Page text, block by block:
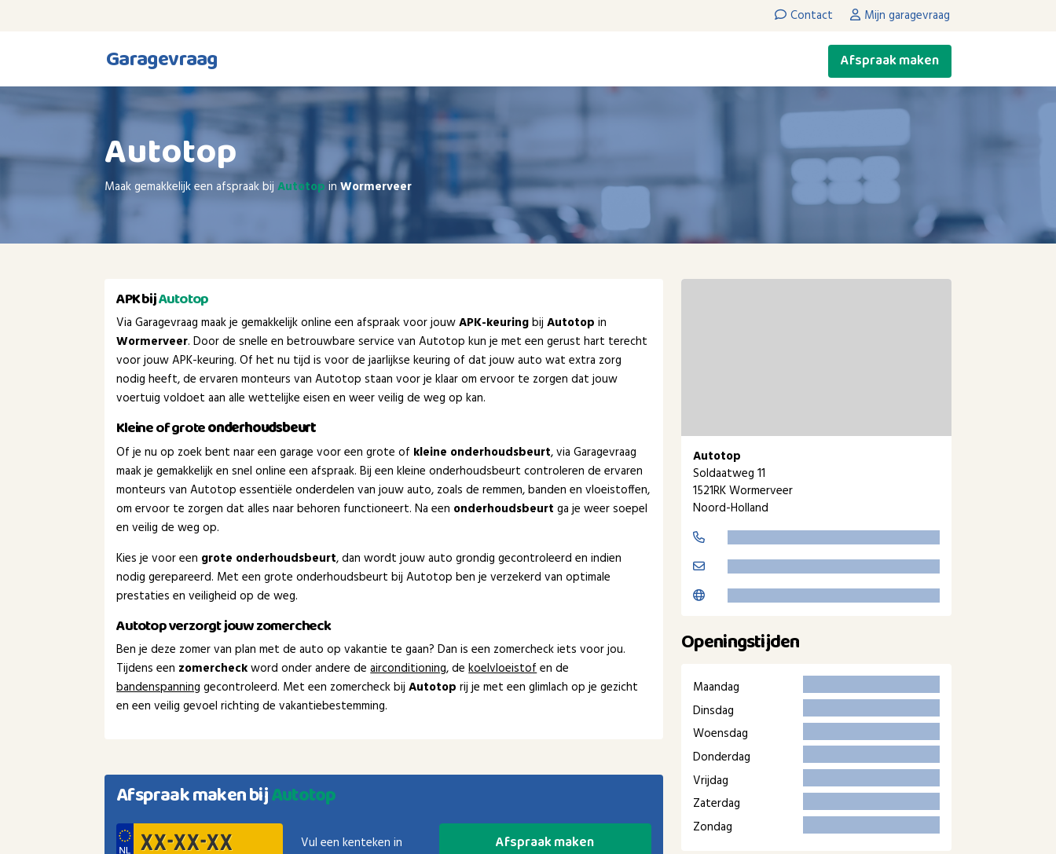
Contact Mijn garagevraag
Garagevraag Afspraak maken
Autotop
Maak gemakkelijk een afspraak bijAutotopinWormerveer
APK bijAutotop
Via Garagevraag maak je gemakkelijk online een afspraak voor jouwAPK-keuringbijAutotopin
Wormerveer. Door de snelle en betrouwbare service van Autotop kun je met een gerust hart terecht
voor jouw APK-keuring. Of het nu tijd is voor de jaarlijkse keuring of dat jouw auto wat extra zorg
nodig heeft, de ervaren monteurs van Autotop staan voor je klaar om ervoor te zorgen dat jouw
voertuig voldoet aan alle wettelijke eisen en weer veilig de weg op kan.
Kleine of groteonderhoudsbeurt
Of je nu op zoek bent naar een garage voor een grote of kleine onderhoudsbeurt, via Garagevraag
maak je gemakkelijk en snel online een afspraak. Bij een kleine onderhoudsbeurt controleren de ervaren
monteurs van Autotop essentiële onderdelen van jouw auto, zoals de remmen, banden en vloeistoffen,
om ervoor te zorgen dat alles naar behoren functioneert. Na een onderhoudsbeurt ga je weer soepel
en veilig de weg op.
Kies je voor een grote onderhoudsbeurt, dan wordt jouw auto grondig gecontroleerd en indien
nodig gerepareerd. Met een grote onderhoudsbeurt bij Autotop ben je verzekerd van optimale
prestaties en veiligheid op de weg.
Autotop verzorgt jouw zomercheck
Ben je deze zomer van plan met de auto op vakantie te gaan? Dan is een zomercheck iets voor jou.
Tijdens een zomercheckword onder andere deairconditioning, dekoelvloeistofen de
bandenspanning gecontroleerd. Met een zomercheck bijAutotoprij je met een glimlach op je gezicht
en een veilig gevoel richting de vakantiebestemming.
Afspraak maken bijAutotop
Vul een kenteken in Afspraak maken
Autotop
Soldaatweg 11
1521RK Wormerveer
Noord-Holland
Openingstijden
Maandag
Dinsdag
Woensdag
Donderdag
Vrijdag
Zaterdag
Zondag